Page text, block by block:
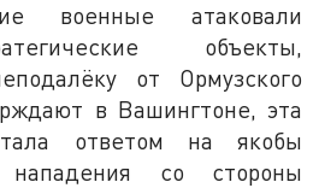
военные атаковали
объекты,
от Ормузского
в Вашингтоне, эта
ответом на якобы
нападения со стороны